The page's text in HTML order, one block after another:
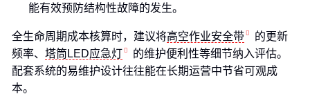
能有效预防结构性故障的发生。
全生命周期成本核算时，建议将高空作业安全带
的更新
频率、 塔筒LED应急灯
的维护便利性等细节纳入评估。
配套系统的易维护设计往往能在长期运营中节省可观成
本。